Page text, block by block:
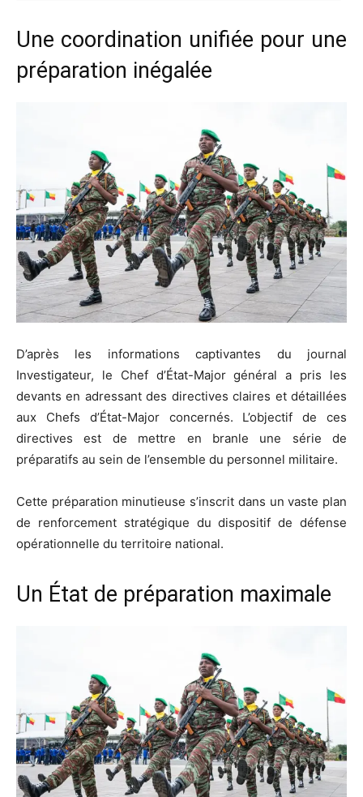
Une coordination unifiée pour une
préparation inégalée
D’après les informations captivantes du journal
Investigateur, le Chef d’État-Major général a pris les
devants en adressant des directives claires et détaillées
aux Chefs d’État-Major concernés. L’objectif de ces
directives est de mettre en branle une série de
préparatifs au sein de l’ensemble du personnel militaire.
Cette préparation minutieuse s’inscrit dans un vaste plan
de renforcement stratégique du dispositif de défense
opérationnelle du territoire national.
Un État de préparation maximale